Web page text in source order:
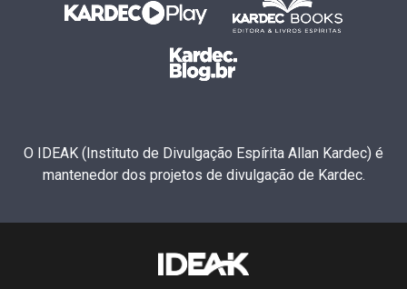
O IDEAK (Instituto de Divulgação Espírita Allan Kardec) é
mantenedor dos projetos de divulgação de Kardec.